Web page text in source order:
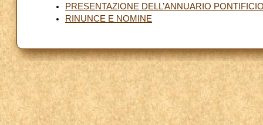
PRESENTAZIONE DELL’ANNUARIO
RINUNCE E NOMINE